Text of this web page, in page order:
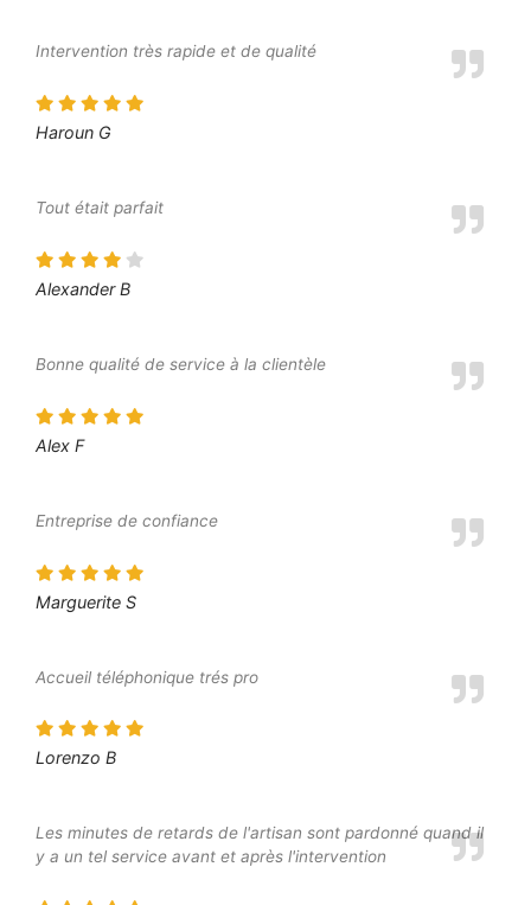
Intervention très rapide et de qualité
Haroun G
Tout était parfait
Alexander B
Bonne qualité de service à la clientèle
Alex F
Entreprise de confiance
Marguerite S
Accueil téléphonique trés pro
Lorenzo B
Les minutes de retards de l'artisan sont pardonné quand il
y a un tel service avant et après l'intervention